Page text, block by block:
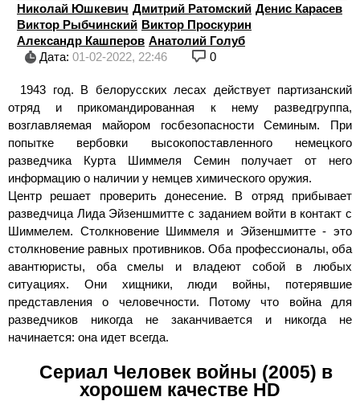
Николай Юшкевич Дмитрий Ратомский Денис Карасев
Виктор Рыбчинский Виктор Проскурин
Александр Кашперов Анатолий Голуб
Дата: 01-02-2022, 22:46 0
1943 год. В белорусских лесах действует партизанский
отряд и прикомандированная к нему разведгруппа,
возглавляемая майором госбезопасности Семиным. При
попытке вербовки высокопоставленного немецкого
разведчика Курта Шиммеля Семин получает от него
информацию о наличии у немцев химического оружия.
Центр решает проверить донесение. В отряд прибывает
разведчица Лида Эйзеншмитте с заданием войти в контакт с
Шиммелем. Столкновение Шиммеля и Эйзеншмитте - это
столкновение равных противников. Оба профессионалы, оба
авантюристы, оба смелы и владеют собой в любых
ситуациях. Они хищники, люди войны, потерявшие
представления о человечности. Потому что война для
разведчиков никогда не заканчивается и никогда не
начинается: она идет всегда.
Сериал Человек войны (2005) в
хорошем качестве HD